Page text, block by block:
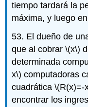
tiempo tardará la
máxima, y luego
53. El dueño de
que al cobrar\(x\)
determinada
x\) computadoras
cuadrática\(R(x)=-
encontrar los